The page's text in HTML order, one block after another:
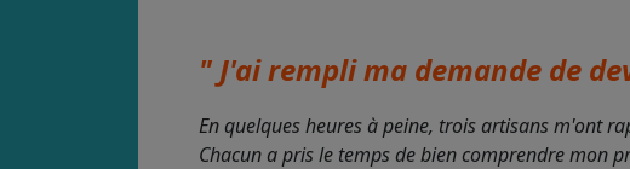
" J'ai rempli ma demande de
En quelques heures à peine, trois artisans m'ont
Chacun a pris le temps de bien comprendre mon